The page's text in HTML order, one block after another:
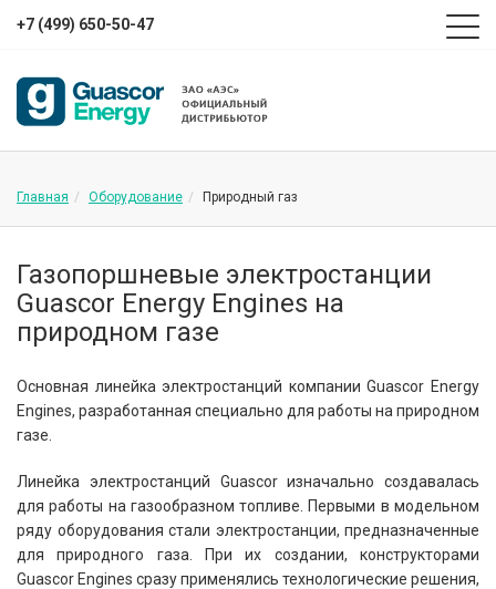
+7 (499) 650-50-47
Главная Оборудование Природный газ
Газопоршневые электростанции
Guascor Energy Engines на
природном газе
Основная линейка электростанций компании Guascor Energy
Engines, разработанная специально для работы на природном
газе.
Линейка электростанций Guascor изначально создавалась
для работы на газообразном топливе. Первыми в модельном
ряду оборудования стали электростанции, предназначенные
для природного газа. При их создании, конструкторами
Guascor Engines сразу применялись технологические решения,